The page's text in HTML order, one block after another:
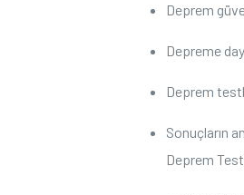
Deprem
Depreme
Deprem
Sonuçların
Deprem